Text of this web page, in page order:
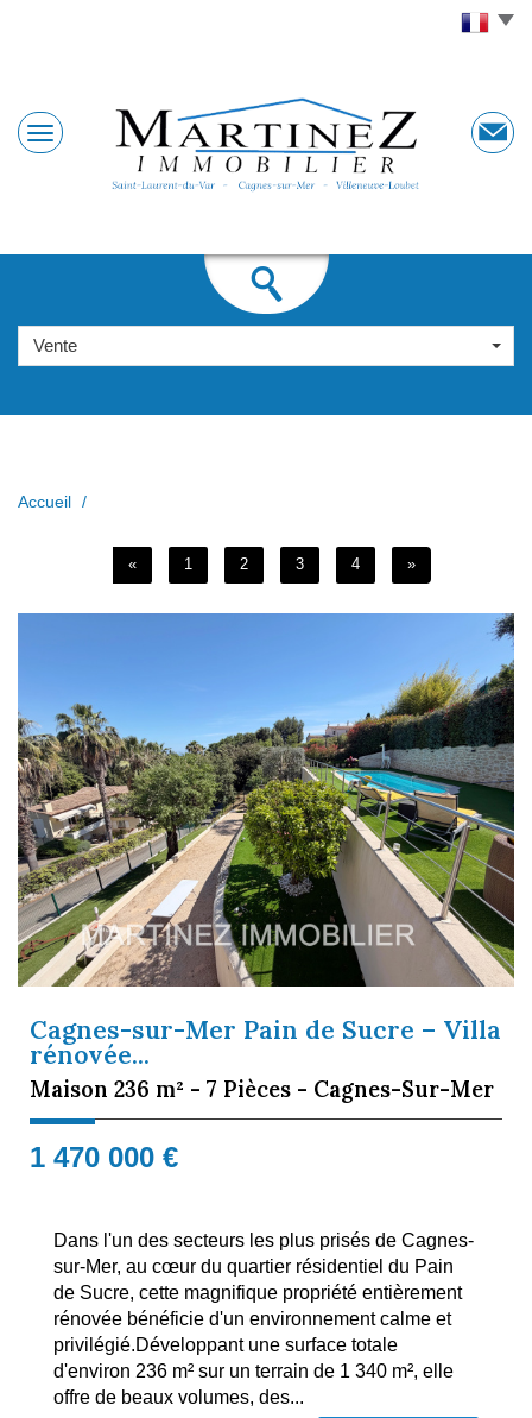
Vente
Accueil
« 1 2 3 4 »
Cagnes-sur-Mer Pain de Sucre – Villa
rénovée...
Maison 236 m² - 7 Pièces - Cagnes-Sur-Mer
1 470 000 €
Dans l'un des secteurs les plus prisés de Cagnes-
sur-Mer, au cœur du quartier résidentiel du Pain
de Sucre, cette magnifique propriété entièrement
rénovée bénéficie d'un environnement calme et
privilégié.Développant une surface totale
d'environ 236 m² sur un terrain de 1 340 m², elle
offre de beaux volumes, des...